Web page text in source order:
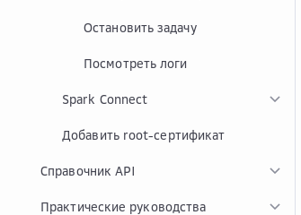
Остановить задачу
Посмотреть логи
Spark Connect
Добавить root-сертификат
Справочник API
Практические руководства